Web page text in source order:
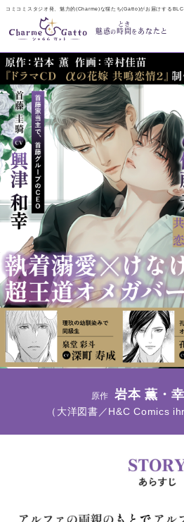
コミコミスタジオ発、魅力的(Charme)な猫たち(Gatto)がお届けする
魅惑の 時間
とき
を あなたと
原作 岩本 薫・
（大洋図書／H&C Comics